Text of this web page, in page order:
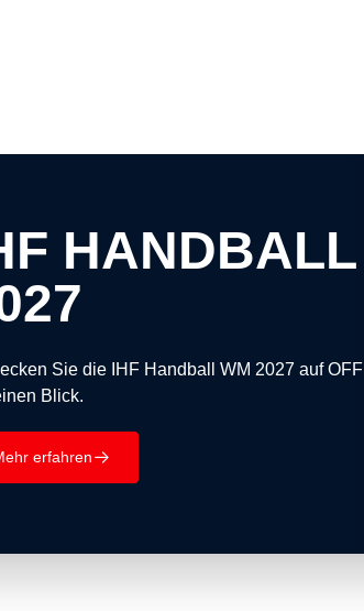
Sie die IHF Handball WM 2027 auf
Blick.
erfahren􀄫